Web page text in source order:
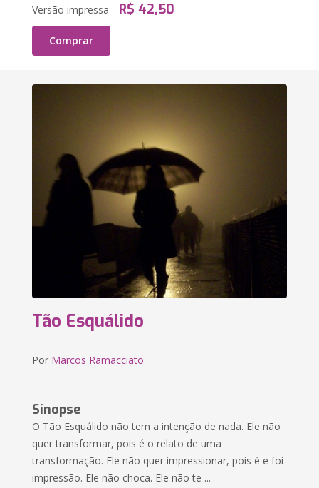
Versão impressa R$ 42,50
Comprar
Tão Esquálido
Por Marcos Ramacciato
Sinopse
O Tão Esquálido não tem a intenção de nada. Ele não
quer transformar, pois é o relato de uma
transformação. Ele não quer impressionar, pois é e foi
impressão. Ele não choca. Ele não te ...